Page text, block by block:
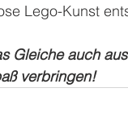
Lego-Kunst
Gleiche auch
verbringen!